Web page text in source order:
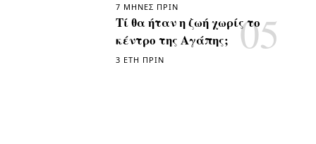
7 ΜΉΝΕΣ ΠΡΙΝ
Τί θα ήταν η ζωή χωρίς το
κέντρο της Αγάπης;
3 ΈΤΗ ΠΡΙΝ